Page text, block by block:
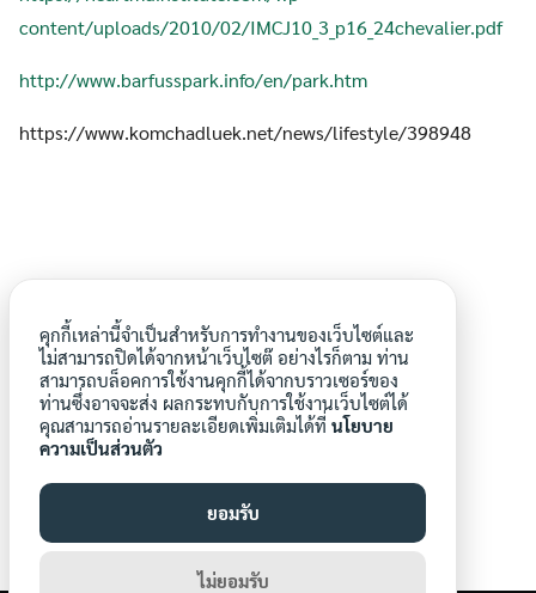
content/uploads/2010/02/IMCJ10_3_p16_24chevalier.pdf
http://www.barfusspark.info/en/park.htm
https://www.komchadluek.net/news/lifestyle/398948
เดินเท้าเปล่า สัมผัสผืนดิน
ลดความเครียด
ปรับสมดุลร่างกาย
เยียวยากายใจ
aroonwa
คุกกี้เหล่านี้จำเป็นสำหรับการทำงานของเว็บไซต์และ
ไม่สามารถปิดได้จากหน้าเว็บไซต๊ อย่างไรก็ตาม ท่าน
สามารถบล็อคการใช้งานคุกกี้ได้จากบราวเซอร์ของ
ท่านซึ่งอาจจะส่ง ผลกระทบกับการใช้งานเว็บไซต์ได้
คุณสามารถอ่านรายละเอียดเพิ่มเติมได้ที่ นโยบาย
ความเป็นส่วนตัว
ยอมรับ
ไม่ยอมรับ